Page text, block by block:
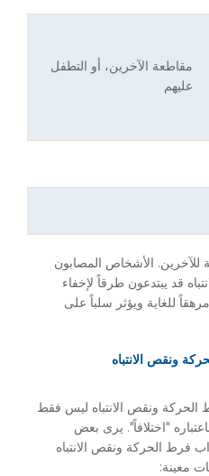
مقاطعة الآخرين، أو التطفل
عليهم
الأشخاص المصابون
قد يبتدعون طرقاً لإخفاء
للغاية ويؤثر سلباً على
ونقص الانتباه
ونقص الانتباه ليس فقط
"اختلافاً". يرى بعض
الحركة ونقص الانتباه
معينة: